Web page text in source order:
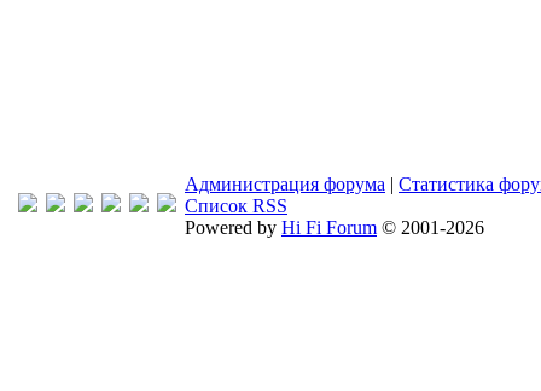
Администрация форума | Статистика
Список RSS
Powered by Hi Fi Forum © 2001-2026